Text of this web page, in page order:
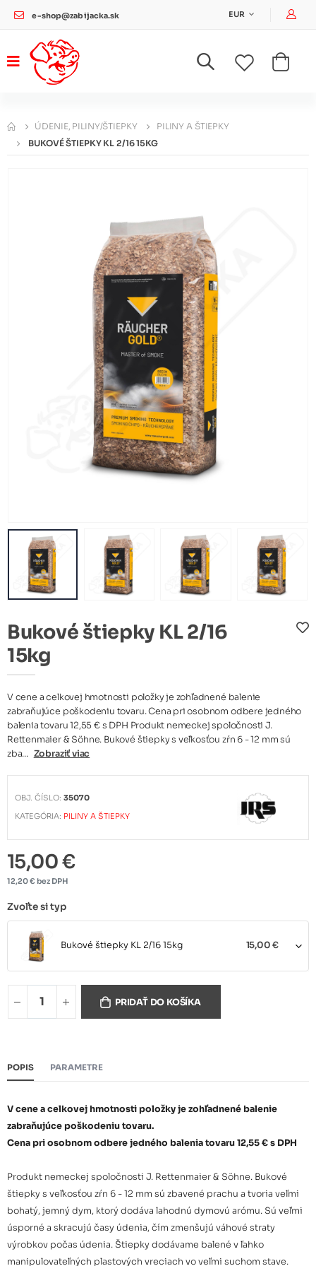
e-shop@zabijacka.sk EUR
ÚDENIE, PILINY/ŠTIEPKY
PILINY A ŠTIEPKY
BUKOVÉ ŠTIEPKY KL 2/16 15KG
Bukové štiepky KL 2/16
15kg
V cene a celkovej hmotnosti položky je zohľadnené balenie
zabraňujúce poškodeniu tovaru. Cena pri osobnom odbere jedného
balenia tovaru 12,55 € s DPH Produkt nemeckej spoločnosti J.
Rettenmaier & Söhne. Bukové štiepky s veľkosťou zŕn 6 - 12 mm sú
zba... Zobraziť viac
OBJ. ČÍSLO:35070
KATEGÓRIA: PILINY A ŠTIEPKY
15,00 €
12,20 € bez DPH
Zvoľte si typ
Bukové štiepky KL 2/16 15kg 15,00 €
Bukové štiepky KL 2/16 15kg,
paleta 15ks (225 kg)
202,95 €
paleta 42ks (630 kg)
PRIDAŤ DO KOŠÍKA
POPIS PARAMETRE
V cene a celkovej hmotnosti položky je zohľadnené balenie
zabraňujúce poškodeniu tovaru.
Cena pri osobnom odbere jedného balenia tovaru 12,55 € s DPH
Produkt nemeckej spoločnosti J. Rettenmaier & Söhne. Bukové
štiepky s veľkosťou zŕn 6 - 12 mm sú zbavené prachu a tvoria veľmi
bohatý, jemný dym, ktorý dodáva lahodnú dymovú arómu. Sú veľmi
úsporné a skracujú časy údenia, čím zmenšujú váhové straty
výrobkov počas údenia. Štiepky dodávame balené v ľahko
manipulovateľných plastových vreciach vo veľmi suchom stave.